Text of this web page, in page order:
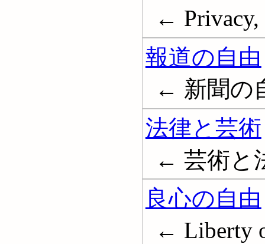
←
報道の自由
← 新聞の
法律と芸術
← 芸術と
良心の自由
← Liberty